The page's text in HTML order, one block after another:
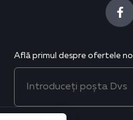
Află primul despre ofertele